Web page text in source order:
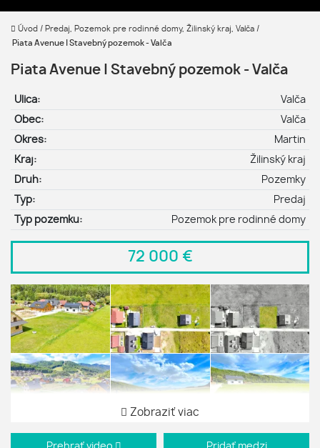
Úvod / Predaj, Pozemok pre rodinné domy, Žilinský kraj, Valča /
Piata Avenue | Stavebný pozemok - Valča
Piata Avenue | Stavebný pozemok - Valča
Ulica:
Valča
Obec:
Valča
Okres:
Martin
Kraj:
Žilinský kraj
Druh:
Pozemky
Typ:
Predaj
Typ pozemku:
Pozemok pre rodinné domy
72 000 €
Zobraziť viac